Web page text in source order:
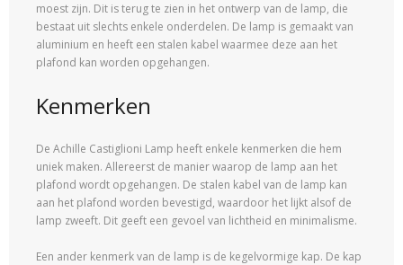
moest zijn. Dit is terug te zien in het ontwerp van de lamp, die
bestaat uit slechts enkele onderdelen. De lamp is gemaakt van
aluminium en heeft een stalen kabel waarmee deze aan het
plafond kan worden opgehangen.
Kenmerken
De Achille Castiglioni Lamp heeft enkele kenmerken die hem
uniek maken. Allereerst de manier waarop de lamp aan het
plafond wordt opgehangen. De stalen kabel van de lamp kan
aan het plafond worden bevestigd, waardoor het lijkt alsof de
lamp zweeft. Dit geeft een gevoel van lichtheid en minimalisme.
Een ander kenmerk van de lamp is de kegelvormige kap. De kap